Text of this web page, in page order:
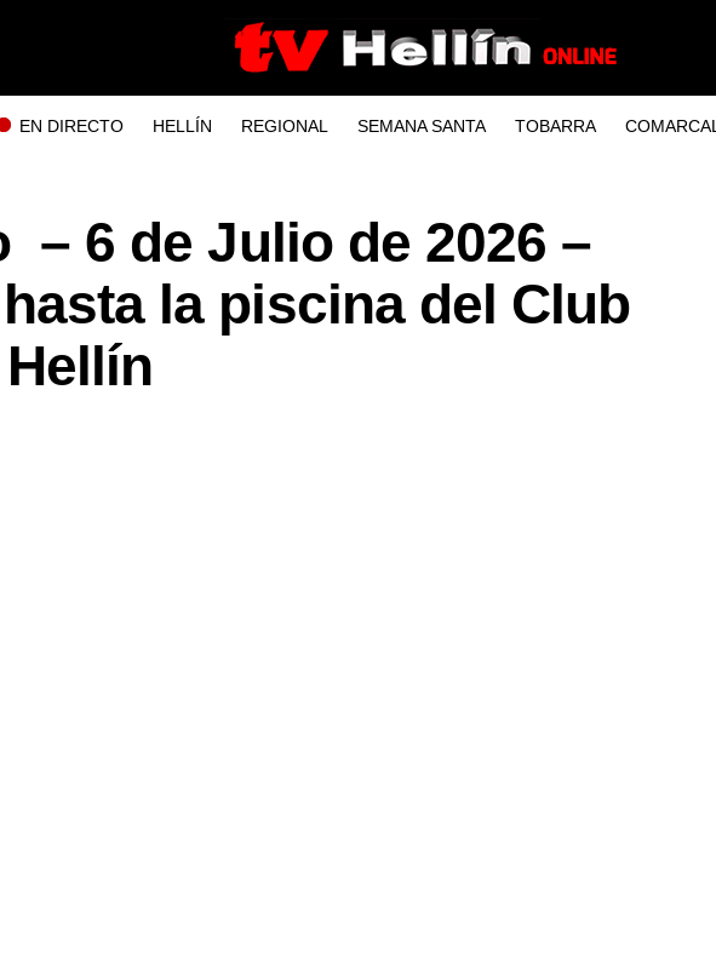
EN DIRECTO HELLÍN REGIONAL SEMANA SANTA TOBARRA COMARCAL
– 6 de Julio de 2026 –
la piscina del Club